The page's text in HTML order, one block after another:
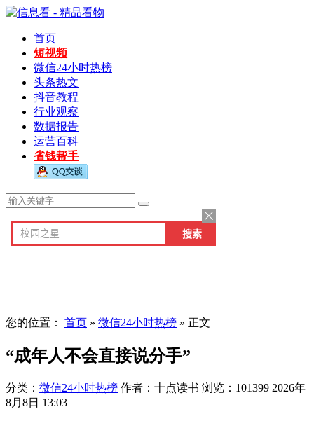
首页
短视频
微信24小时热榜
头条热文
抖音教程
行业观察
数据报告
运营百科
省钱帮手
您的位置： 首页 » 微信24小时热榜 » 正文
“成年人不会直接说分手”
分类： 微信24小时热榜 作者：十点读书 浏览：101399 2026年
8月8日 13:03